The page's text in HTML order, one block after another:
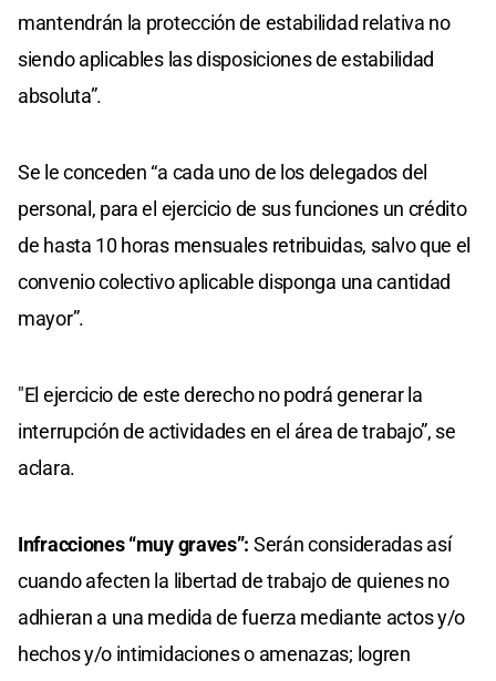
mantendrán la protección de estabilidad relativa no
siendo aplicables las disposiciones de estabilidad
absoluta”.
Se le conceden “a cada uno de los delegados del
personal, para el ejercicio de sus funciones un crédito
de hasta 10 horas mensuales retribuidas, salvo que el
convenio colectivo aplicable disponga una cantidad
mayor”.
"El ejercicio de este derecho no podrá generar la
interrupción de actividades en el área de trabajo”, se
aclara.
Infracciones “muy graves”: Serán consideradas así
cuando afecten la libertad de trabajo de quienes no
adhieran a una medida de fuerza mediante actos y/o
hechos y/o intimidaciones o amenazas; logren